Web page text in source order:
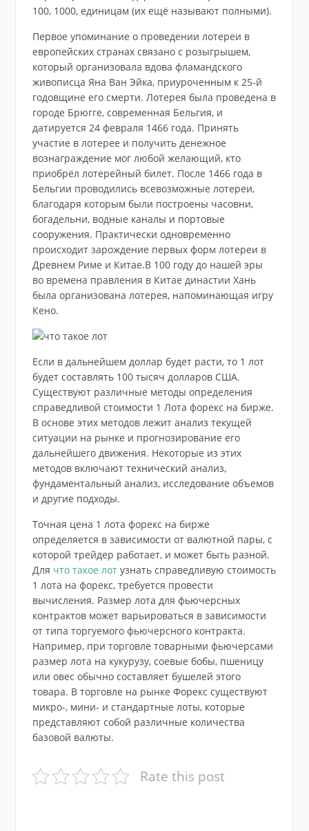
100, 1000, единицам (их ещё называют полными).
Первое упоминание о проведении лотереи в
европейских странах связано с розыгрышем,
который организовала вдова фламандского
живописца Яна Ван Эйка, приуроченным к 25-й
годовщине его смерти. Лотерея была проведена в
городе Брюгге, современная Бельгия, и
датируется 24 февраля 1466 года. Принять
участие в лотерее и получить денежное
вознаграждение мог любой желающий, кто
приобрёл лотерейный билет. После 1466 года в
Бельгии проводились всевозможные лотереи,
благодаря которым были построены часовни,
богадельни, водные каналы и портовые
сооружения. Практически одновременно
происходит зарождение первых форм лотереи в
Древнем Риме и Китае.В 100 году до нашей эры
во времена правления в Китае династии Хань
была организована лотерея, напоминающая игру
Кено.
Если в дальнейшем доллар будет расти, то 1 лот
будет составлять 100 тысяч долларов США.
Существуют различные методы определения
справедливой стоимости 1 Лота форекс на бирже.
В основе этих методов лежит анализ текущей
ситуации на рынке и прогнозирование его
дальнейшего движения. Некоторые из этих
методов включают технический анализ,
фундаментальный анализ, исследование объемов
и другие подходы.
Точная цена 1 лота форекс на бирже
определяется в зависимости от валютной пары, с
которой трейдер работает, и может быть разной.
Для что такое лотузнать справедливую стоимость
1 лота на форекс, требуется провести
вычисления. Размер лота для фьючерсных
контрактов может варьироваться в зависимости
от типа торгуемого фьючерсного контракта.
Например, при торговле товарными фьючерсами
размер лота на кукурузу, соевые бобы, пшеницу
или овес обычно составляет бушелей этого
товара. В торговле на рынке Форекс существуют
микро-, мини- и стандартные лоты, которые
представляют собой различные количества
базовой валюты.
Rate this post